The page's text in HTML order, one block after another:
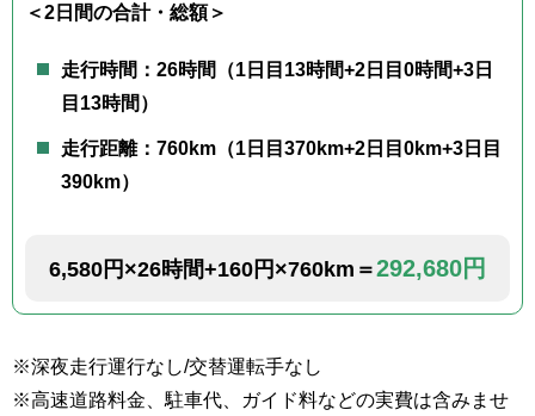
＜2日間の合計・総額＞
走行時間：26時間（1日目13時間+2日目0時間+3日
目13時間）
走行距離：760km（1日目370km+2日目0km+3日目
390km）
6,580円×26時間+160円×760km＝292,680円
※深夜走行運行なし/交替運転手なし
※高速道路料金、駐車代、ガイド料などの実費は含みませ